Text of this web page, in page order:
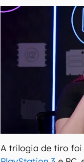
A trilogia de tiro foi